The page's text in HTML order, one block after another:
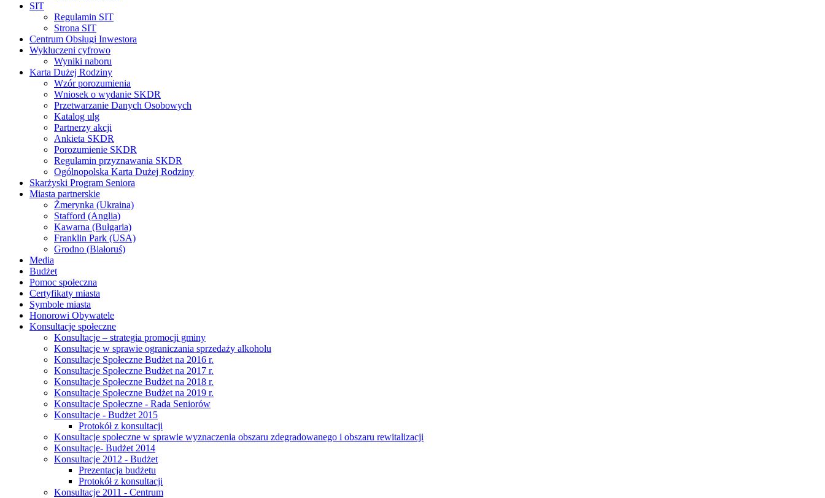
SIT
Regulamin SIT
Strona SIT
Centrum Obsługi Inwestora
Wykluczeni cyfrowo
Wyniki naboru
Karta Dużej Rodziny
Wzór porozumienia
Wniosek o wydanie SKDR
Przetwarzanie Danych Osobowych
Katalog ulg
Partnerzy akcji
Ankieta SKDR
Porozumienie SKDR
Regulamin przyznawania SKDR
Ogólnopolska Karta Dużej Rodziny
Skarżyski Program Seniora
Miasta partnerskie
Żmerynka (Ukraina)
Stafford (Anglia)
Kawarna (Bułgaria)
Franklin Park (USA)
Grodno (Białoruś)
Media
Budżet
Pomoc społeczna
Certyfikaty miasta
Symbole miasta
Honorowi Obywatele
Konsultacje społeczne
Konsultacje – strategia promocji gminy
Konsultacje w sprawie ograniczania sprzedaży alkoholu
Konsultacje Społeczne Budżet na 2016 r.
Konsultacje Społeczne Budżet na 2017 r.
Konsultacje Społeczne Budżet na 2018 r.
Konsultacje Społeczne Budżet na 2019 r.
Konsultacje Społeczne - Rada Seniorów
Konsultacje - Budżet 2015
Protokół z konsultacji
Konsultacje społeczne w sprawie wyznaczenia obszaru zdegradowanego i obszaru rewitalizacji
Konsultacje- Budżet 2014
Konsultacje 2012 - Budżet
Prezentacja budżetu
Protokół z konsultacji
Konsultacje 2011 - Centrum